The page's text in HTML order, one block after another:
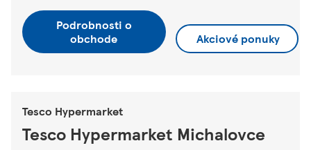
Podrobnosti o
obchode
Akciové ponuky
Tesco Hypermarket
Tesco Hypermarket Michalovce